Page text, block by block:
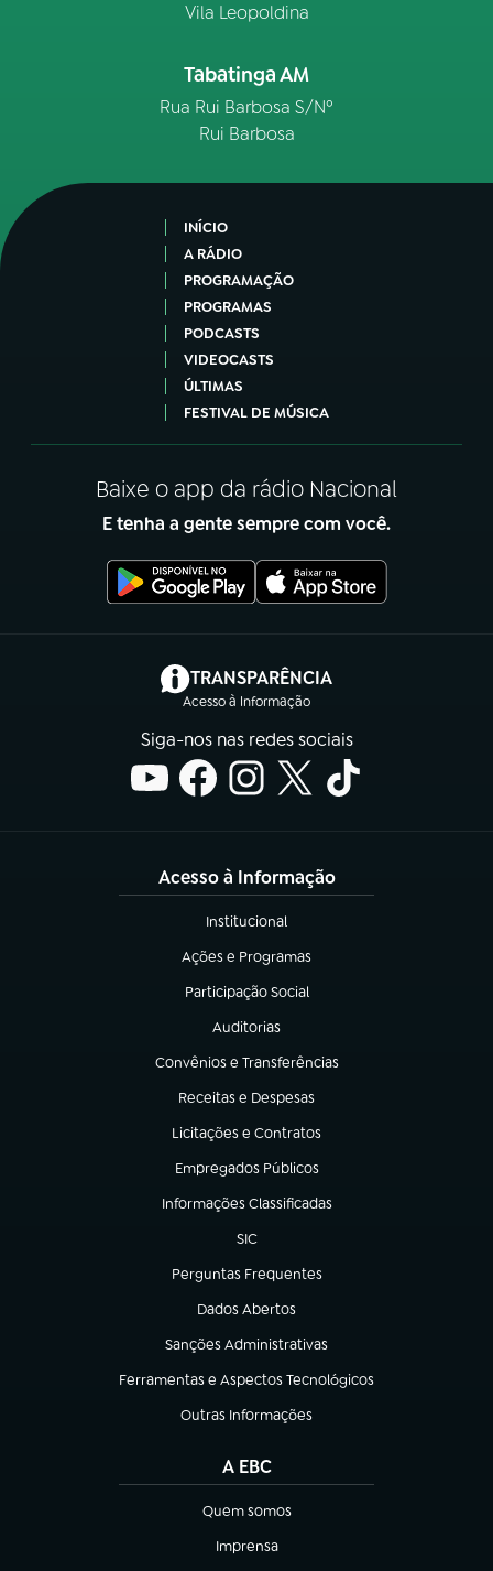
Vila Leopoldina
Tabatinga AM
Rua Rui Barbosa S/Nº
Rui Barbosa
INÍCIO
A RÁDIO
PROGRAMAÇÃO
PROGRAMAS
PODCASTS
VIDEOCASTS
ÚLTIMAS
FESTIVAL DE MÚSICA
Baixe o app da rádio Nacional
E tenha a gente sempre com você.
TRANSPARÊNCIA
Acesso à Informação
(abre em nova aba)
Siga-nos nas redes sociais
Acesso à Informação
Institucional
(abre em nova aba)
Ações e Programas
(abre em nova aba)
Participação Social
(abre em nova aba)
Auditorias
(abre em nova aba)
Convênios e Transferências
(abre em nova aba)
Receitas e Despesas
(abre em nova aba)
Licitações e Contratos
(abre em nova aba)
Empregados Públicos
(abre em nova aba)
Informações Classificadas
(abre em nova aba)
SIC
(abre em nova aba)
Perguntas Frequentes
(abre em nova aba)
Dados Abertos
(abre em nova aba)
Sanções Administrativas
(abre em nova aba)
Ferramentas e Aspectos Tecnológicos
(abre em nova aba)
Outras Informações
(abre em nova aba)
A EBC
Quem somos
(abre em nova aba)
Imprensa
(abre em nova aba)